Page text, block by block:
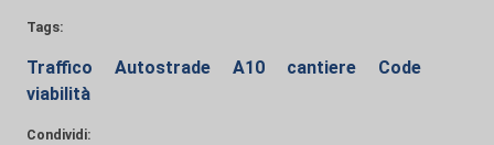
Tags:
Traffico Autostrade A10 cantiere
Code
viabilità
Condividi: